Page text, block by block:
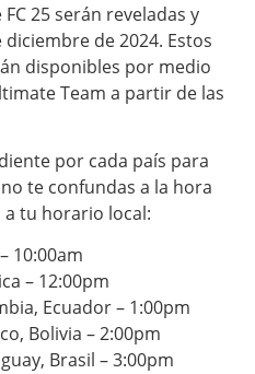
25 serán reveladas y
de 2024. Estos
disponibles por medio
Team a partir de las
por cada país para
te confundas a la hora
a tu horario local:
10:00am
– 12:00pm
Ecuador – 1:00pm
Bolivia – 2:00pm
Brasil – 3:00pm